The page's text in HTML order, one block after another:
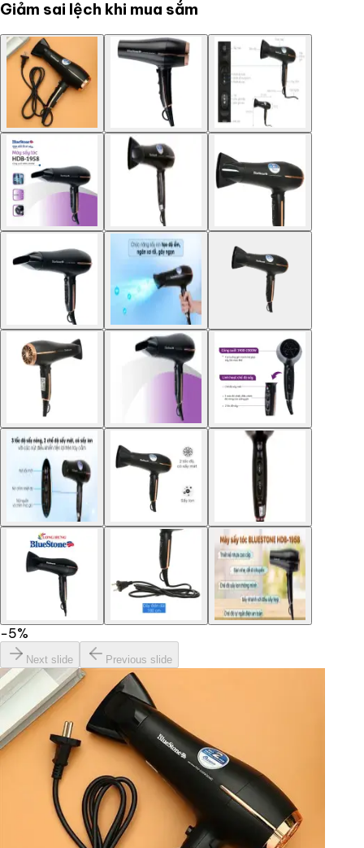
Giảm sai lệch khi mua sắm
−5%
Next slide Previous slide